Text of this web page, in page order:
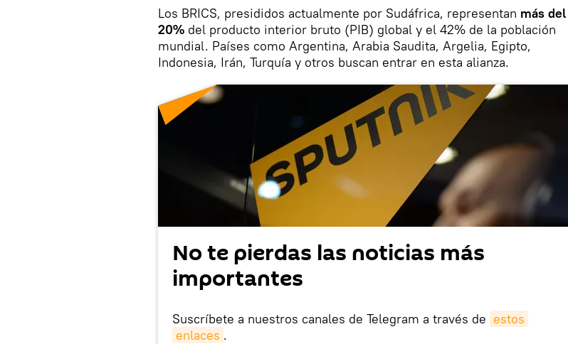
Los BRICS, presididos actualmente por Sudáfrica, representan más del
20% del producto interior bruto (PIB) global y el 42% de la población
mundial. Países como Argentina, Arabia Saudita, Argelia, Egipto,
Indonesia, Irán, Turquía y otros buscan entrar en esta alianza.
No te pierdas las noticias más
importantes
Suscríbete a nuestros canales de Telegram a través de estos
enlaces .